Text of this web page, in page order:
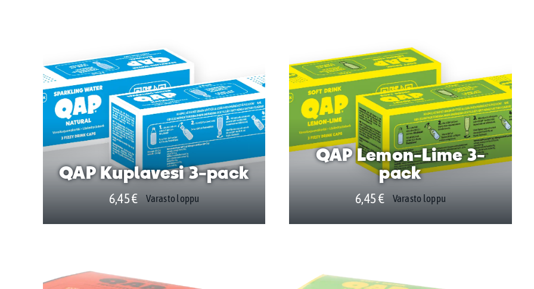
QAP Kuplavesi 3-pack
6,45€ Varasto loppu
QAP Lemon-Lime 3-
pack
6,45€ Varasto loppu